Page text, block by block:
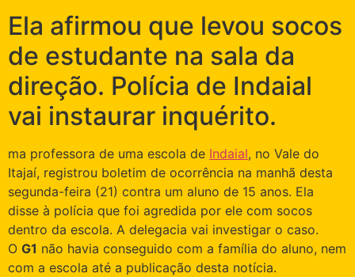
Ela afirmou que levou socos
de estudante na sala da
direção. Polícia de Indaial
vai instaurar inquérito.
ma professora de uma escola de Indaial, no Vale do
Itajaí, registrou boletim de ocorrência na manhã desta
segunda-feira (21) contra um aluno de 15 anos. Ela
disse à polícia que foi agredida por ele com socos
dentro da escola. A delegacia vai investigar o caso.
O G1 não havia conseguido com a família do aluno, nem
com a escola até a publicação desta notícia.